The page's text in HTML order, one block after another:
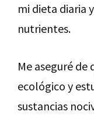
mi dieta diaria
nutrientes.
Me aseguré
ecológico y
sustancias